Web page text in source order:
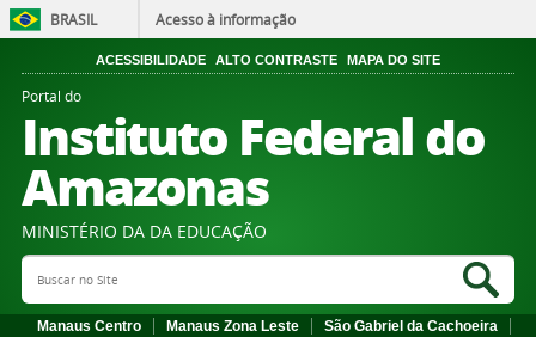
BRASIL Acesso à informação
ACESSIBILIDADE ALTO CONTRASTE MAPA DO SITE
Portal do
Instituto Federal do
Amazonas
MINISTÉRIO DA DA EDUCAÇÃO
Search Site
Manaus Centro Manaus Zona Leste
São Gabriel da Cachoeira